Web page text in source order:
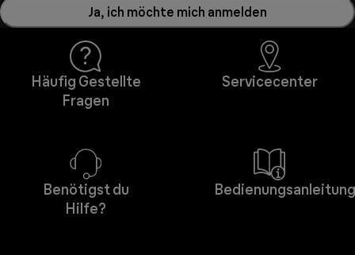
Ja, ich möchte mich anmelden
Häufig Gestellte
Fragen
Servicecenter
Benötigst du
Hilfe?